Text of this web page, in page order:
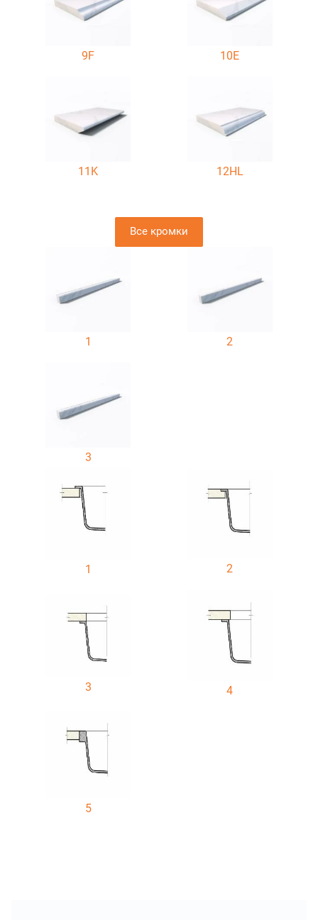
9F 10E
11K 12HL
Все кромки
1 2
3
1 2
3 4
5